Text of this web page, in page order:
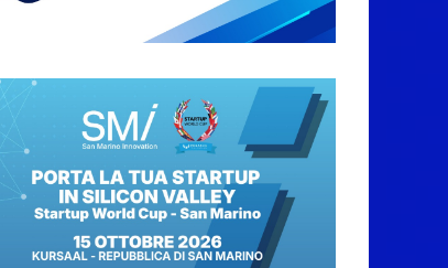
8 Agosto 2026
San Marino. “Cena
Tramonto & Live” una
serata di divertimento,
arte, buona cucina e
solidarietà, a Faetano.
Con la firma e la regia
di Fun4all
8 Agosto 2026